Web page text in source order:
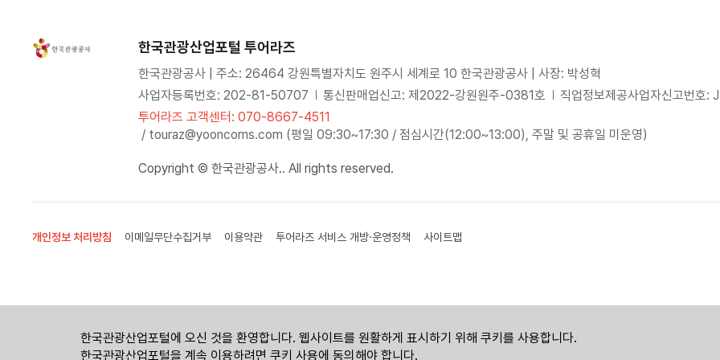
한국관광산업포털 투어라즈
한국관광공사 | 주소: 26464 강원특별자치도 원주시 세계로 10 한국관광공사 | 사장: 박성혁
사업자등록번호: 202-81-50707
통신판매업신고: 제2022-강원원주-0381호
직업정보제공사업자신고번
투어라즈 고객센터: 070-8667-4511
/ touraz@yooncoms.com (평일 09:30~17:30 / 점심시간(12:00~13:00), 주말 및 공휴일 미운영)
Copyright © 한국관광공사.. All rights reserved.
개인정보 처리방침 이메일무단수집거부 이용약관 투어라즈 서비스 개방·운영정책 사이트맵
한국관광산업포털에 오신 것을 환영합니다. 웹사이트를 원활하게 표시하기 위해 쿠키를 사용합니다.
한국관광산업포털을 계속 이용하려면 쿠키 사용에 동의해야 합니다.